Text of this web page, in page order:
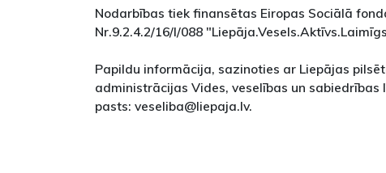
Nodarbības tiek finansētas Eiropas Sociālā
Nr.9.2.4.2/16/I/088
Papildu informācija, sazinoties ar Liepājas
administrācijas Vides, veselības un
pasts: veseliba@liepaja.lv.